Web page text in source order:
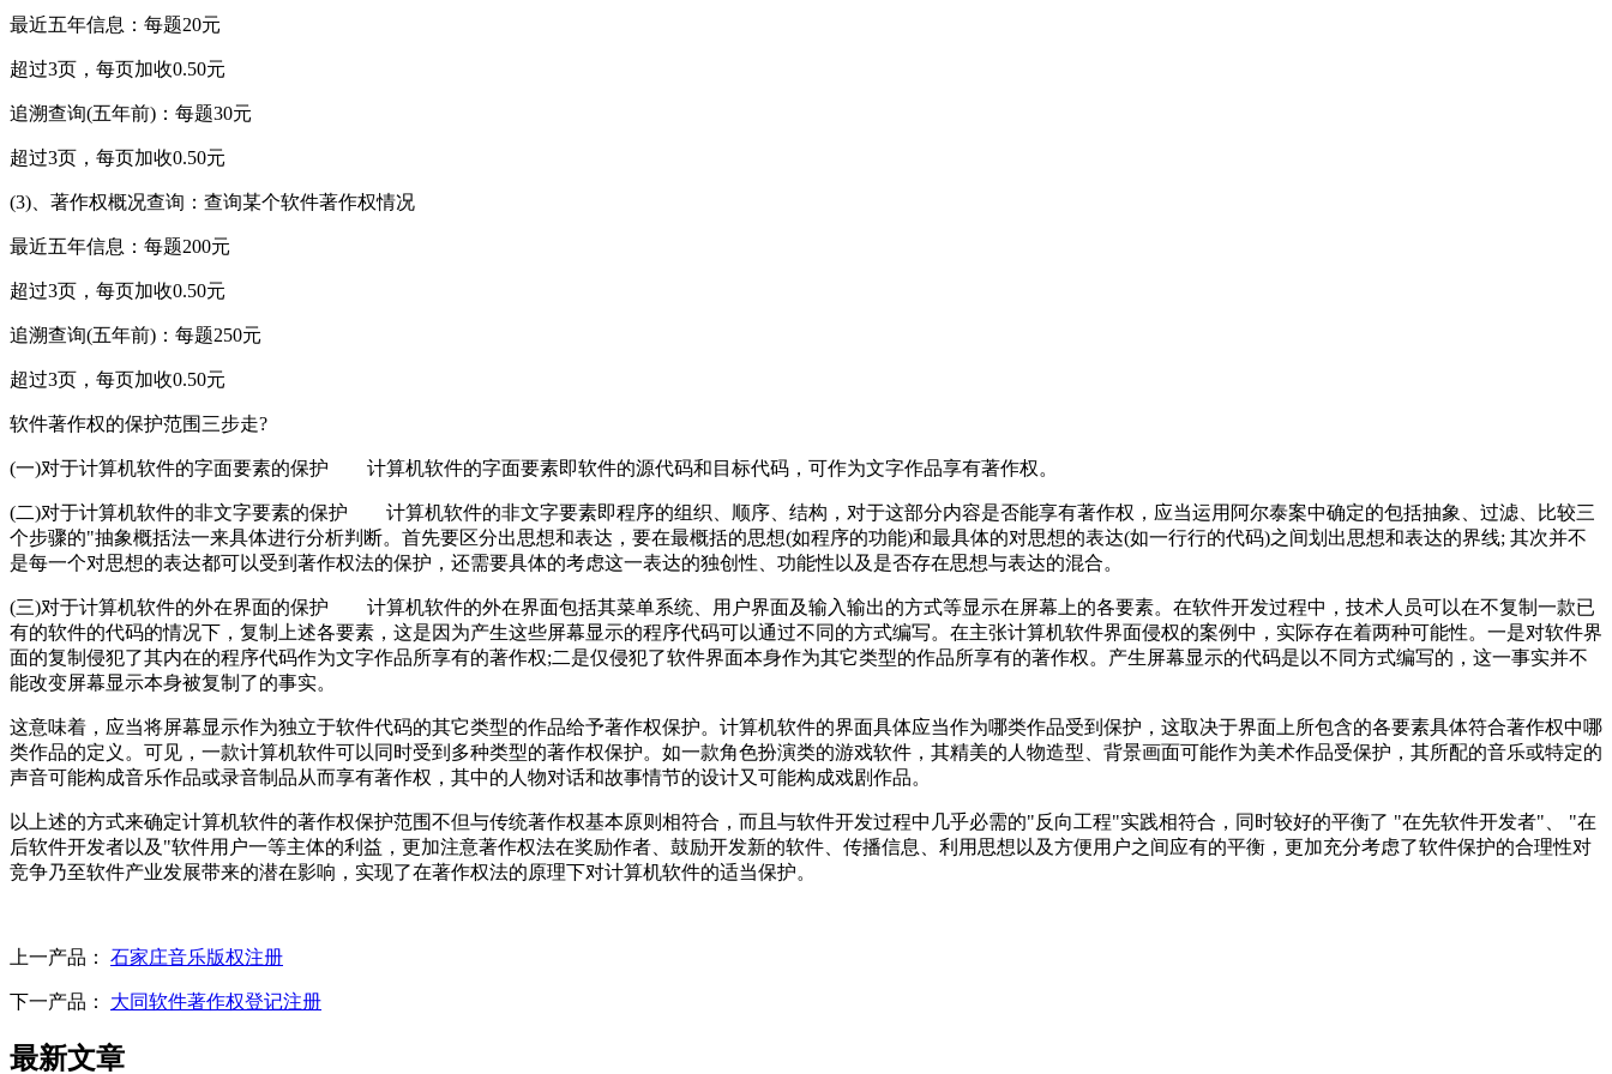
最近五年信息：每题20元
超过3页，每页加收0.50元
追溯查询(五年前)：每题30元
超过3页，每页加收0.50元
(3)、著作权概况查询：查询某个软件著作权情况
最近五年信息：每题200元
超过3页，每页加收0.50元
追溯查询(五年前)：每题250元
超过3页，每页加收0.50元
软件著作权的保护范围三步走?
(一)对于计算机软件的字面要素的保护 计算机软件的字面要素即软件的源代码和目标代码，可作为文字作品享有著作权。
(二)对于计算机软件的非文字要素的保护 计算机软件的非文字要素即程序的组织、顺序、结构，对于这部分内容是否能享有著作权，应当运用阿尔泰案中确定的包括抽象、过滤、比较三
个步骤的"抽象概括法一来具体进行分析判断。首先要区分出思想和表达，要在最概括的思想(如程序的功能)和最具体的对思想的表达(如一行行的代码)之间划出思想和表达的界线; 其次并不
是每一个对思想的表达都可以受到著作权法的保护，还需要具体的考虑这一表达的独创性、功能性以及是否存在思想与表达的混合。
(三)对于计算机软件的外在界面的保护 计算机软件的外在界面包括其菜单系统、用户界面及输入输出的方式等显示在屏幕上的各要素。在软件开发过程中，技术人员可以在不复制一款已
有的软件的代码的情况下，复制上述各要素，这是因为产生这些屏幕显示的程序代码可以通过不同的方式编写。在主张计算机软件界面侵权的案例中，实际存在着两种可能性。一是对软件界
面的复制侵犯了其内在的程序代码作为文字作品所享有的著作权;二是仅侵犯了软件界面本身作为其它类型的作品所享有的著作权。产生屏幕显示的代码是以不同方式编写的，这一事实并不
能改变屏幕显示本身被复制了的事实。
这意味着，应当将屏幕显示作为独立于软件代码的其它类型的作品给予著作权保护。计算机软件的界面具体应当作为哪类作品受到保护，这取决于界面上所包含的各要素具体符合著作权中哪
类作品的定义。可见，一款计算机软件可以同时受到多种类型的著作权保护。如一款角色扮演类的游戏软件，其精美的人物造型、背景画面可能作为美术作品受保护，其所配的音乐或特定的
声音可能构成音乐作品或录音制品从而享有著作权，其中的人物对话和故事情节的设计又可能构成戏剧作品。
以上述的方式来确定计算机软件的著作权保护范围不但与传统著作权基本原则相符合，而且与软件开发过程中几乎必需的"反向工程"实践相符合，同时较好的平衡了 "在先软件开发者"、 "在
后软件开发者以及"软件用户一等主体的利益，更加注意著作权法在奖励作者、鼓励开发新的软件、传播信息、利用思想以及方便用户之间应有的平衡，更加充分考虑了软件保护的合理性对
竞争乃至软件产业发展带来的潜在影响，实现了在著作权法的原理下对计算机软件的适当保护。
上一产品： 石家庄音乐版权注册
下一产品： 大同软件著作权登记注册
最新文章